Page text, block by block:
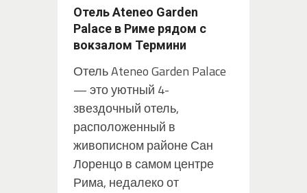
Отель Ateneo Garden
Palace в Риме рядом с
вокзалом Термини
Отель Ateneo Garden Palace
— это уютный 4-
звездочный отель,
расположенный в
живописном районе Сан
Лоренцо в самом центре
Рима, недалеко от